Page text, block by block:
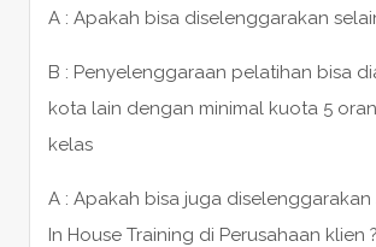
A : Apakah bisa diselenggarakan
B : Penyelenggaraan pelatihan bisa
kota lain dengan minimal kuota 5
kelas
A : Apakah bisa juga
In House Training di Perusahaan klien ?